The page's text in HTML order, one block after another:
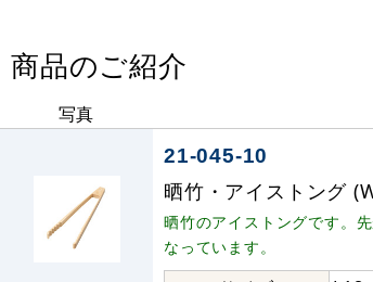
商品のご紹介
写真
21-045-10
晒竹・アイストング
晒竹のアイストングです。
なっています。